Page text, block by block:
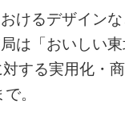
けるデザイン
は「おいしい
する実用化・
。